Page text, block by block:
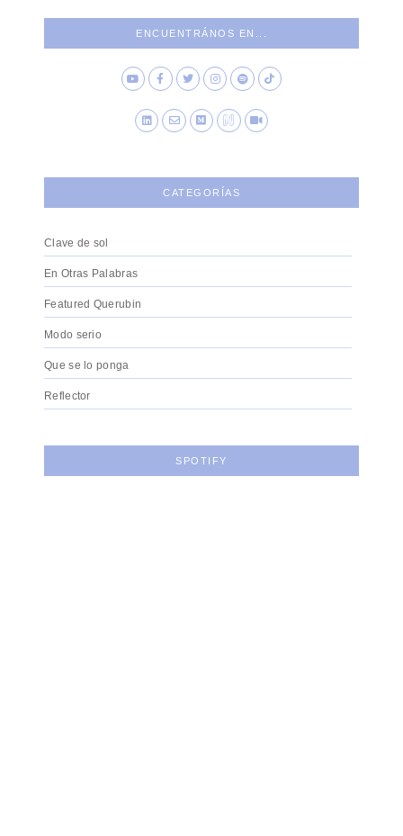
ENCUENTRÁNOS EN...
CATEGORÍAS
Clave de sol
En Otras Palabras
Featured Querubin
Modo serio
Que se lo ponga
Reflector
SPOTIFY